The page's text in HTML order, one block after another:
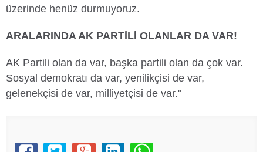
üzerinde henüz durmuyoruz.
ARALARINDA AK PARTİLİ OLANLAR DA VAR!
AK Partili olan da var, başka partili olan da çok var.
Sosyal demokratı da var, yenilikçisi de var,
gelenekçisi de var, milliyetçisi de var."